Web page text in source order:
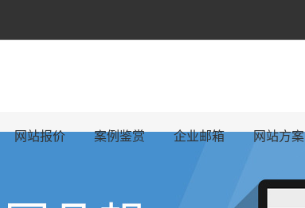
网站报价 案例鉴赏 企业邮箱 网站方案